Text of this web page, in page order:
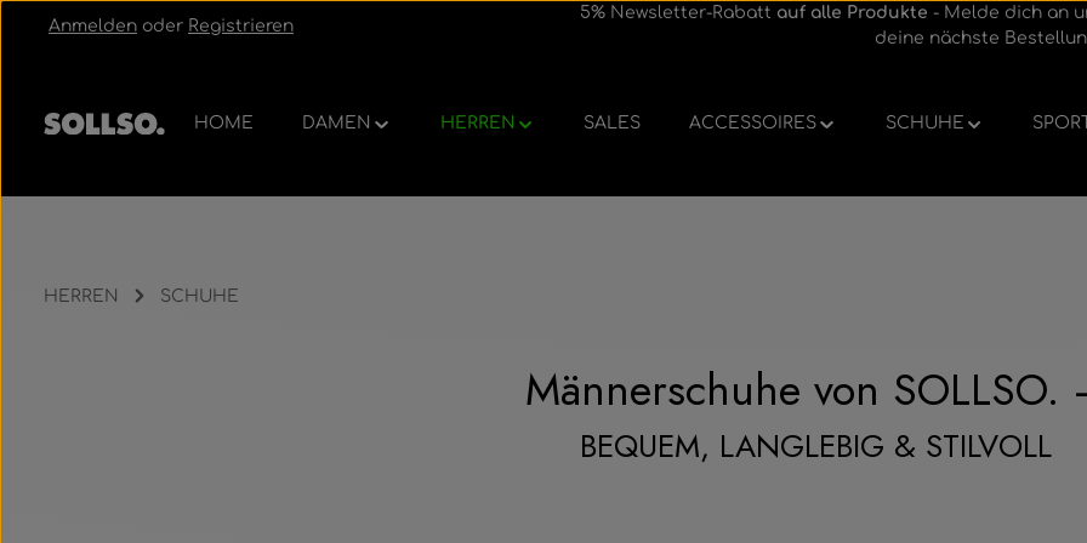
Hauptinhalt springen
Zur Hauptnavigation springen
Anmelden oder Registrieren
5% Newsletter-Rabatt auf alle Produkte - Melde dich an
deine nächste
HOME DAMEN HERREN SALES ACCESSOIRES SCHUHE
HERREN SCHUHE
Männerschuhe von SOLLSO.
BEQUEM, LANGLEBIG & STILVOLL